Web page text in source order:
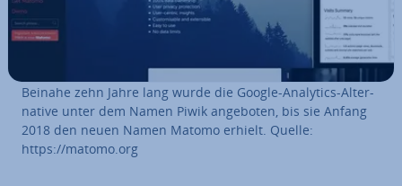
Beinahe zehn Jahre lang wurde die Google-Analytics-Al­ter­
na­ti­ve unter dem Namen Piwik angeboten, bis sie Anfang
2018 den neuen Namen Matomo erhielt. Quelle:
https://matomo.org